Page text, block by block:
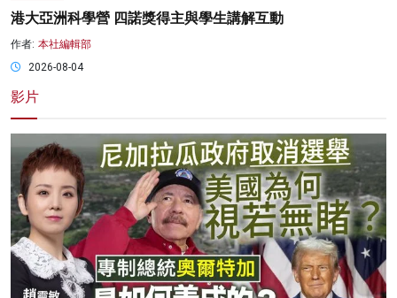
港大亞洲科學營 四諾獎得主與學生講解互動
作者: 本社編輯部
2026-08-04
影片